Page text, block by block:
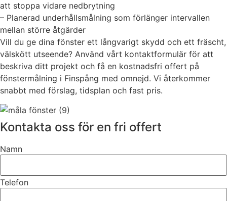
att stoppa vidare nedbrytning
– Planerad underhållsmålning som förlänger intervallen
mellan större åtgärder
Vill du ge dina fönster ett långvarigt skydd och ett fräscht,
välskött utseende? Använd vårt kontaktformulär för att
beskriva ditt projekt och få en kostnadsfri offert på
fönstermålning i Finspång med omnejd. Vi återkommer
snabbt med förslag, tidsplan och fast pris.
Kontakta oss för en fri offert
Namn
Telefon